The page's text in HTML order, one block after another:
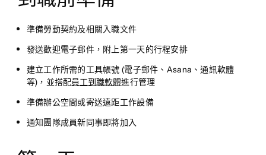
準備勞動契約及相關入職文件
發送歡迎電子郵件，附上第一天的行程安排
建立工作所需的工具帳號 (電子郵件、Asana、通訊軟體
等)，並搭配員工到職軟體進行管理
準備辦公空間或寄送遠距工作設備
通知團隊成員新同事即將加入